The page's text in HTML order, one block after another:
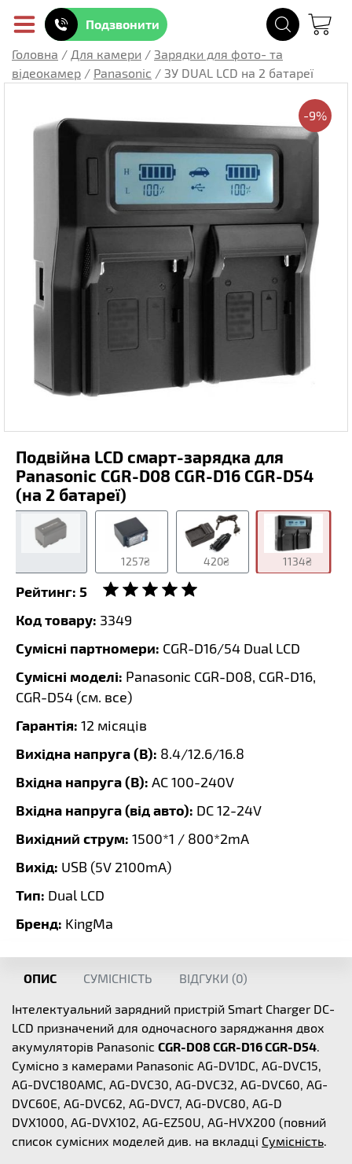
Подзвонити
Головна / Для камери / Зарядки для фото- та
відеокамер / Panasonic / ЗУ DUAL LCD на 2 батареї
-9%
Подвійна LCD смарт-зарядка для
Panasonic CGR-D08 CGR-D16 CGR-D54
(на 2 батареї)
1257₴ 420₴ 1134₴
Рейтинг: 5
Код товару: 3349
Сумісні партномери: CGR-D16/54 Dual LCD
Сумісні моделі: Panasonic CGR-D08, CGR-D16,
CGR-D54 (см. все)
Гарантія: 12 місяців
Вихідна напруга (В): 8.4/12.6/16.8
Вхідна напруга (В): AC 100-240V
Вхідна напруга (від авто): DC 12-24V
Вихідний струм: 1500*1 / 800*2mA
Вихід: USB (5V 2100mA)
Тип: Dual LCD
Бренд: KingMa
ОПИС СУМІСНІСТЬ ВІДГУКИ (0)
Інтелектуальний зарядний пристрій Smart Charger DC-
LCD призначений для одночасного заряджання двох
акумуляторів Panasonic CGR-D08 CGR-D16 CGR-D54.
Сумісно з камерами Panasonic AG-DV1DC, AG-DVC15,
AG-DVC180AMC, AG-DVC30, AG-DVC32, AG-DVC60, AG-
DVC60E, AG-DVC62, AG-DVC7, AG-DVC80, AG-D
DVX1000, AG-DVX102, AG-EZ50U, AG-HVX200 (повний
список сумісних моделей див. на вкладці Сумісність.